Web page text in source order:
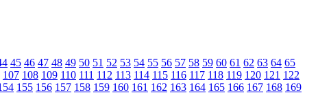
45 46 47 48 49 50 51 52 53 54 55 56 57 58 59 60 61 62 63 64 65
107 108 109 110 111 112 113 114 115 116 117 118 119 120 121 122
155 156 157 158 159 160 161 162 163 164 165 166 167 168 169